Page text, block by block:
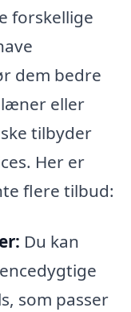
forskellige
dem bedre
eller
tilbyder
Her er
flere tilbud:
Du kan
som passer